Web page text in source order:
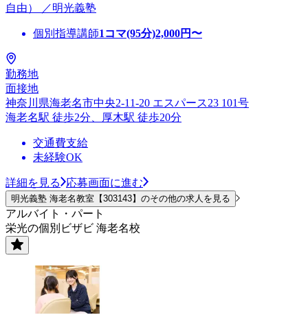
自由） ／明光義塾
個別指導講師1コマ(95分)2,000円〜
勤務地
面接地
神奈川県海老名市中央2-11-20 エスパース23 101号
海老名駅 徒歩2分、厚木駅 徒歩20分
交通費支給
未経験OK
詳細を見る 応募画面に進む
明光義塾 海老名教室【303143】のその他の求人を見る
アルバイト・パート
栄光の個別ビザビ 海老名校